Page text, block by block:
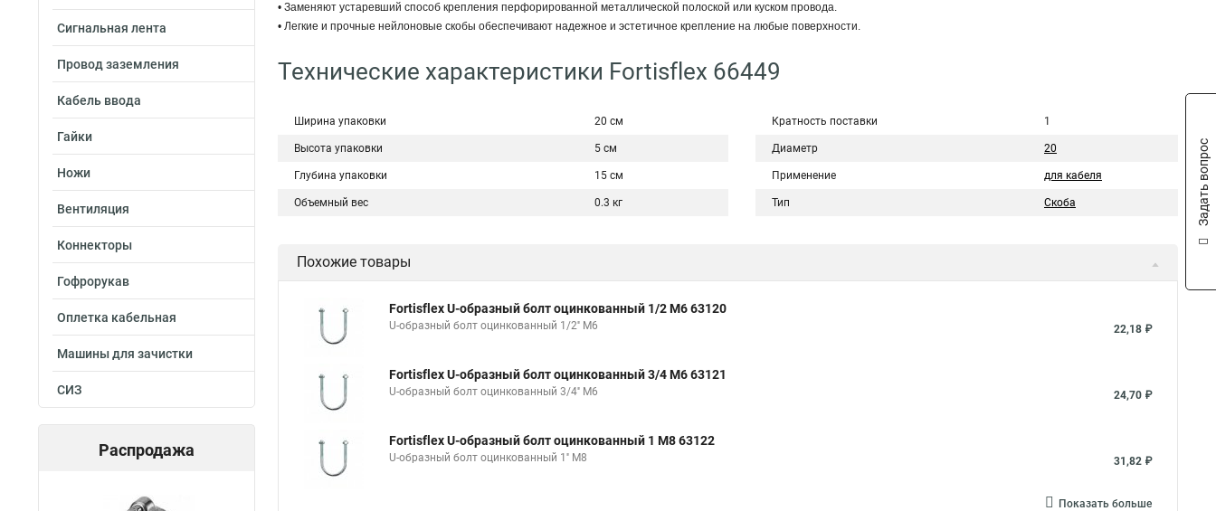
Сигнальная лента
Провод заземления
Кабель ввода
Гайки
Ножи
Вентиляция
Коннекторы
Гофрорукав
Оплетка кабельная
Машины для зачистки
СИЗ
Распродажа
• Заменяют устаревший способ крепления перфорированной металлической полоской или куском провода.
• Легкие и прочные нейлоновые скобы обеспечивают надежное и эстетичное крепление на любые поверхности.
Технические характеристики Fortisflex 66449
Ширина упаковки 20 см
Высота упаковки 5 см
Глубина упаковки 15 см
Объемный вес 0.3 кг
Кратность поставки 1
Диаметр 20
Применение для кабеля
Тип Скоба
Похожие товары
Fortisflex U-образный болт оцинкованный 1/2 М6 63120
U-образный болт оцинкованный 1/2'' М6 22,18 ₽
Fortisflex U-образный болт оцинкованный 3/4 М6 63121
U-образный болт оцинкованный 3/4'' М6 24,70 ₽
Fortisflex U-образный болт оцинкованный 1 М8 63122
U-образный болт оцинкованный 1'' М8 31,82 ₽
Показать больше
Задать вопрос